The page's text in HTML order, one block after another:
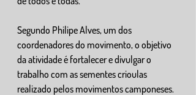
Segundo Philipe Alves, um dos
coordenadores do movimento, o objetivo
da atividade é fortalecer e divulgar o
trabalho com as sementes crioulas
realizado pelos movimentos camponeses.